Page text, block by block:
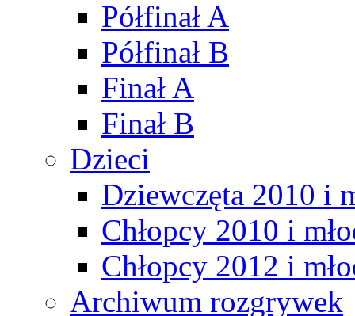
Półfinał A
Półfinał B
Finał A
Finał B
Dzieci
Dziewczęta 2010 i
Chłopcy 2010 i
Chłopcy 2012 i
Archiwum rozgrywek